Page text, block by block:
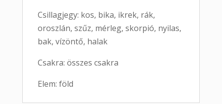
Csillagjegy: kos, bika, ikrek, rák,
oroszlán, szűz, mérleg, skorpió, nyilas,
bak, vízöntő, halak
Csakra: összes csakra
Elem: föld